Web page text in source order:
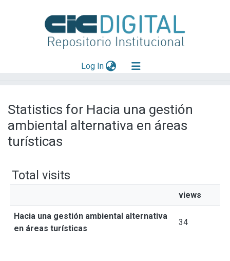
Log In(current)
Mas información
Aportar material
Statistics for Hacia una gestión
ambiental alternativa en áreas
turísticas
Total visits
views
Hacia una gestión ambiental alternativa
en áreas turísticas
34